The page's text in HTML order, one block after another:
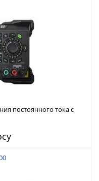
постоянного тока с